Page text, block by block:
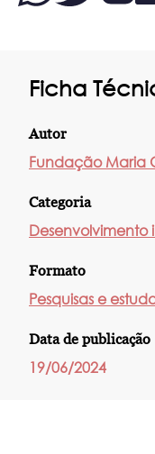
Ficha
Autor
Fundação Maria
Categoria
Desenvolvimento
Formato
Pesquisas e
Data de publicação
19/06/2024